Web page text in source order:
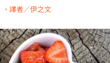
、譯者／伊之文